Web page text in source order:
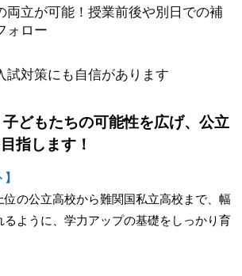
両立が可能！授業前後や別日での補
ォロー
試対策にも自信があります
子どもたちの可能性を広げ、公立
指します！
の公立高校から難関国私立高校まで、幅
るように、学力アップの基礎をしっかり育